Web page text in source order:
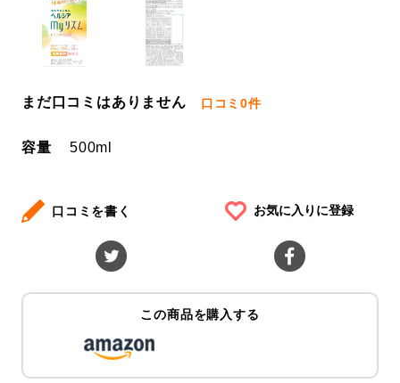
まだ口コミはありません 口コミ0件
容量 500ml
口コミを書く お気に入りに登録
この商品を購入する